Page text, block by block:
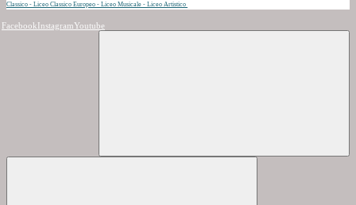
Classico - Liceo Classico Europeo - Liceo Musicale - Liceo Artistico
Facebook InstagramYoutube